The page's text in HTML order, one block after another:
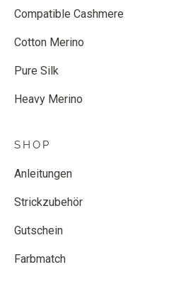
Compatible Cashmere
Cotton Merino
Pure Silk
Heavy Merino
SHOP
Anleitungen
Strickzubehör
Gutschein
Farbmatch